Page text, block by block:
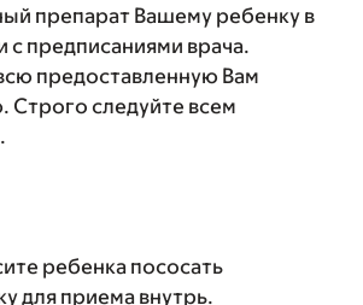
препарат Вашему ребенку в
с предписаниями врача.
предоставленную Вам
следуйте всем
ребенка пососать
для приема внутрь.